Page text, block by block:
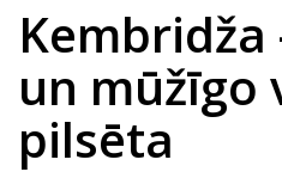
un mūžīgo
pilsēta